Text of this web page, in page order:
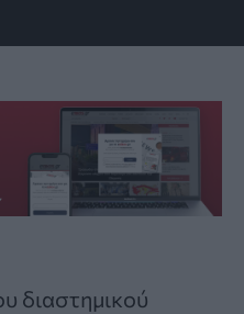
διαστημικού